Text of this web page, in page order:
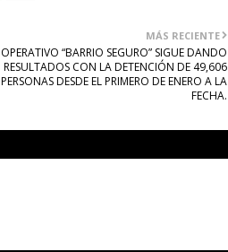
MÁS RECIENTE
OPERATIVO “BARRIO SEGURO” SIGUE DANDO
RESULTADOS CON LA DETENCIÓN DE 49,606
PERSONAS DESDE EL PRIMERO DE ENERO A LA
FECHA.